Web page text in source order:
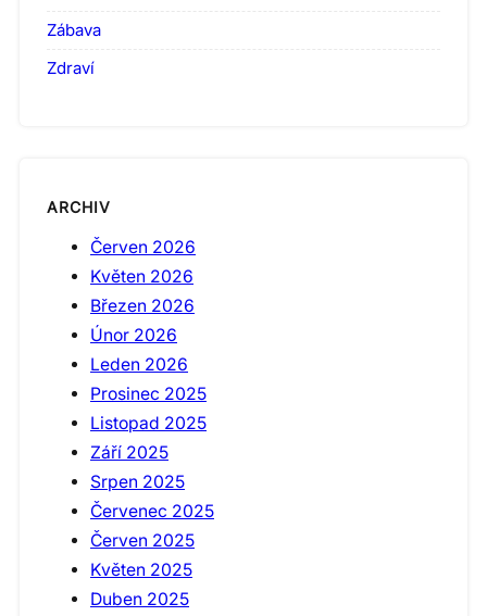
Zábava
Zdraví
ARCHIV
Červen 2026
Květen 2026
Březen 2026
Únor 2026
Leden 2026
Prosinec 2025
Listopad 2025
Září 2025
Srpen 2025
Červenec 2025
Červen 2025
Květen 2025
Duben 2025